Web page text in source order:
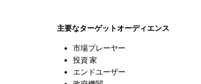
主要なターゲットオーディエンス
市場プレーヤー
投資 家
エンドユーザー